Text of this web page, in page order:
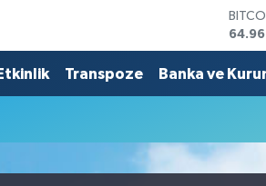
Transpoze Banka ve